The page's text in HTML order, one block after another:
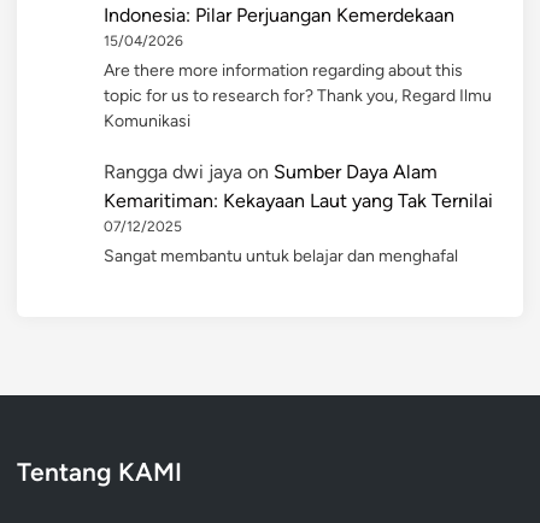
Indonesia: Pilar Perjuangan Kemerdekaan
15/04/2026
Are there more information regarding about this
topic for us to research for? Thank you, Regard Ilmu
Komunikasi
Rangga dwi jaya on Sumber Daya Alam
Kemaritiman: Kekayaan Laut yang Tak Ternilai
07/12/2025
Sangat membantu untuk belajar dan menghafal
Tentang KAMI